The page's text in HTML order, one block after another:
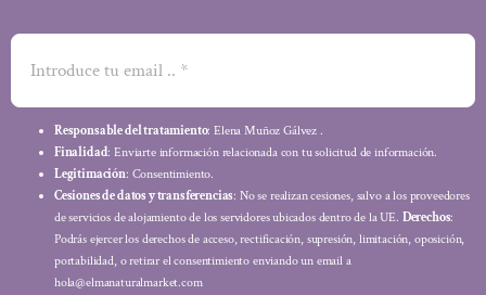
Responsable del tratamiento: Elena Muñoz Gálvez .
Finalidad: Enviarte información relacionada con tu solicitud de información.
Legitimación: Consentimiento.
Cesiones de datos y transferencias: No se realizan cesiones, salvo a los proveedores
de servicios de alojamiento de los servidores ubicados dentro de la UE. Derechos:
Podrás ejercer los derechos de acceso, rectificación, supresión, limitación, oposición,
portabilidad, o retirar el consentimiento enviando un email a
hola@elmanaturalmarket.com